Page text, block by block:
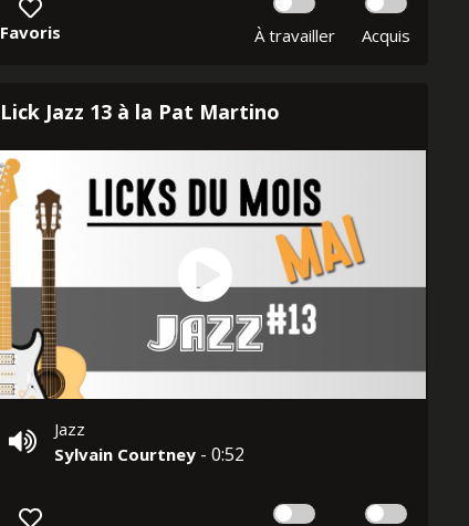
Favoris À travailler Acquis
Lick Jazz 13 à la Pat Martino
Jazz
Sylvain Courtney- 0:52